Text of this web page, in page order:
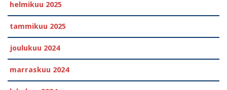
helmikuu 2025
tammikuu 2025
joulukuu 2024
marraskuu 2024